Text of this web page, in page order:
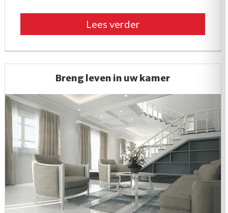
Lees verder“Corona
meubelen
openbare
ruimtes”
Breng leven in uw kamer